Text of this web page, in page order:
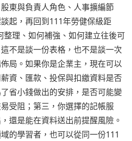
東與負責人角色、人事擴編節
起，再回到111年勞健保級距
整理、如何補強、如何建立往後可
不是談一份表格，也不是談一次
局。如果你是企業主，現在可以
資、匯款、投保與扣繳資料是否
省小錢做出的安排，是否可能變
受阻；第三，你選擇的記帳服
還是能在資料送出前提醒風險。
的學習者，也可以從同一份111